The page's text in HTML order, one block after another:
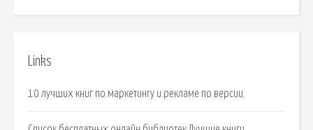
Links
10 лучших книг по маркетингу и рекламе по версии.